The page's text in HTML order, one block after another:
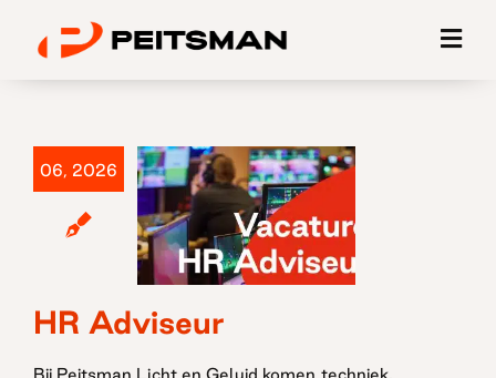
inhoud
06, 2026
HR Adviseur
Bij Peitsman Licht en Geluid komen techniek,